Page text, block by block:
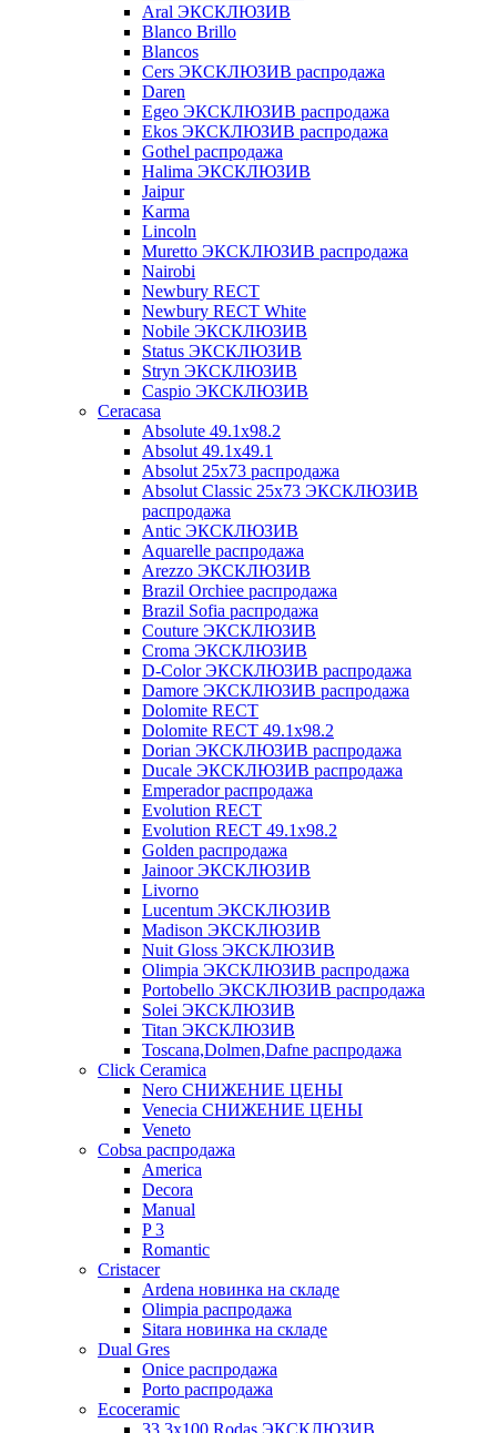
Aral ЭКСКЛЮЗИВ
Blanco Brillo
Blancos
Cers ЭКСКЛЮЗИВ распродажа
Daren
Egeo ЭКСКЛЮЗИВ распродажа
Ekos ЭКСКЛЮЗИВ распродажа
Gothel распродажа
Halima ЭКСКЛЮЗИВ
Jaipur
Karma
Lincoln
Muretto ЭКСКЛЮЗИВ распродажа
Nairobi
Newbury RECT
Newbury RECT White
Nobile ЭКСКЛЮЗИВ
Status ЭКСКЛЮЗИВ
Stryn ЭКСКЛЮЗИВ
Сaspio ЭКСКЛЮЗИВ
Ceracasa
Absolute 49.1x98.2
Absolut 49.1x49.1
Absolut 25x73 распродажа
Absolut Classic 25x73 ЭКСКЛЮЗИВ
распродажа
Antic ЭКСКЛЮЗИВ
Aquarelle распродажа
Arezzo ЭКСКЛЮЗИВ
Brazil Orchiee распродажа
Brazil Sofia распродажа
Couture ЭКСКЛЮЗИВ
Croma ЭКСКЛЮЗИВ
D-Color ЭКСКЛЮЗИВ распродажа
Damore ЭКСКЛЮЗИВ распродажа
Dolomite RECT
Dolomite RECT 49.1x98.2
Dorian ЭКСКЛЮЗИВ распродажа
Ducale ЭКСКЛЮЗИВ распродажа
Emperador распродажа
Evolution RECT
Evolution RECT 49.1x98.2
Golden распродажа
Jainoor ЭКСКЛЮЗИВ
Livorno
Lucentum ЭКСКЛЮЗИВ
Madison ЭКСКЛЮЗИВ
Nuit Gloss ЭКСКЛЮЗИВ
Olimpia ЭКСКЛЮЗИВ распродажа
Portobello ЭКСКЛЮЗИВ распродажа
Solei ЭКСКЛЮЗИВ
Titan ЭКСКЛЮЗИВ
Toscana,Dolmen,Dafne распродажа
Cliсk Ceramica
Nero СНИЖЕНИЕ ЦЕНЫ
Venecia СНИЖЕНИЕ ЦЕНЫ
Veneto
Cobsa распродажа
America
Decora
Manual
P 3
Romantic
Cristacer
Ardena новинка на складе
Olimpia распродажа
Sitara новинка на складе
Dual Gres
Onice распродажа
Porto распродажа
Ecoceramic
33.3х100 Rodas ЭКСКЛЮЗИВ